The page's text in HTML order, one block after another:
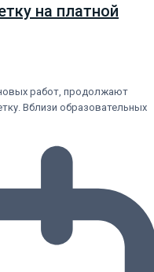
на платной
работ, продолжают
Вблизи образовательных